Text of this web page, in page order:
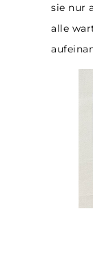
sie nur
alle